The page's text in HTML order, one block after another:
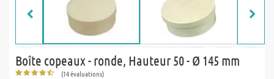
Boîte copeaux - ronde, Hauteur 50 - Ø 145 mm
(14 évaluations)